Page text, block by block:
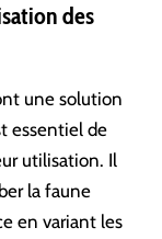
des
une solution
essentiel de
utilisation. Il
la faune
en variant les